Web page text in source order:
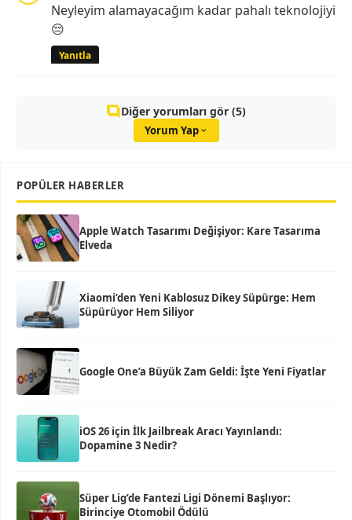
Neyleyim alamayacağım kadar pahalı teknolojiyi
😔
Yanıtla
Diğer yorumları gör (5)
Yorum Yap
POPÜLER HABERLER
Apple Watch Tasarımı Değişiyor: Kare Tasarıma
Elveda
Xiaomi’den Yeni Kablosuz Dikey Süpürge: Hem
Süpürüyor Hem Siliyor
Google One’a Büyük Zam Geldi: İşte Yeni Fiyatlar
iOS 26 için İlk Jailbreak Aracı Yayınlandı:
Dopamine 3 Nedir?
Süper Lig’de Fantezi Ligi Dönemi Başlıyor:
Birinciye Otomobil Ödülü